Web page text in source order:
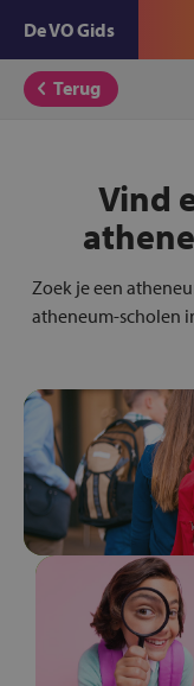
De VO Gids
Terug
Vind
Zoek je een
atheneum-scholen